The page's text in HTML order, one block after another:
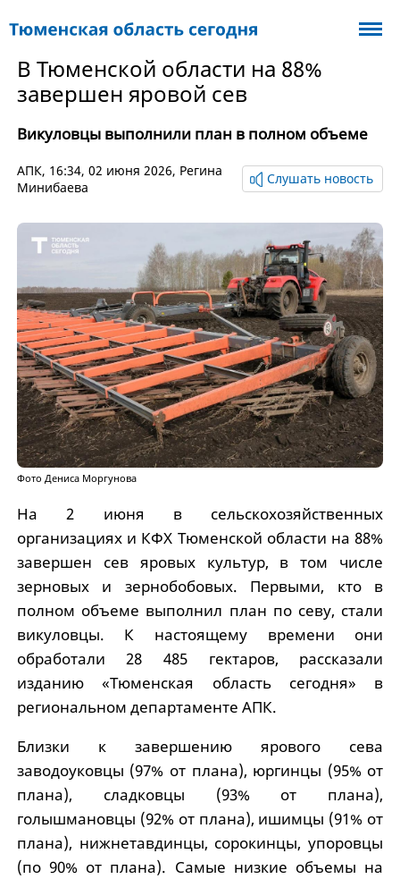
В Тюменской области на 88%
завершен яровой сев
Викуловцы выполнили план в полном объеме
АПК, 16:34, 02 июня 2026, Регина
Минибаева
Слушать новость
Фото Дениса Моргунова
На 2 июня в сельскохозяйственных
организациях и КФХ Тюменской области на 88%
завершен сев яровых культур, в том числе
зерновых и зернобобовых. Первыми, кто в
полном объеме выполнил план по севу, стали
викуловцы. К настоящему времени они
обработали 28 485 гектаров, рассказали
изданию «Тюменская область сегодня» в
региональном департаменте АПК.
Близки к завершению ярового сева
заводоуковцы (97% от плана), юргинцы (95% от
плана), сладковцы (93% от плана),
голышмановцы (92% от плана), ишимцы (91% от
плана), нижнетавдинцы, сорокинцы, упоровцы
(по 90% от плана). Самые низкие объемы на